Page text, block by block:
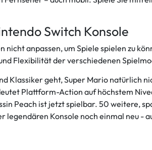
Switch Konsole
nicht anpassen, um Spiele spielen zu
Flexibilität der verschiedenen
Klassiker geht, Super Mario natürlich
Plattform-Action auf höchstem
Peach ist jetzt spielbar. 50 weitere,
legendären Konsole noch einmal neu -